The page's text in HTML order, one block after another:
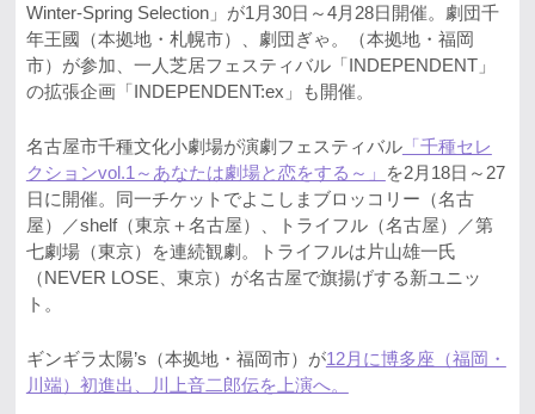
Winter-Spring Selection」が1月30日～4月28日開催。劇団千
年王國（本拠地・札幌市）、劇団ぎゃ。（本拠地・福岡
市）が参加、一人芝居フェスティバル「INDEPENDENT」
の拡張企画「INDEPENDENT:ex」も開催。
名古屋市千種文化小劇場が演劇フェスティバル「千種セレ
クションvol.1～あなたは劇場と恋をする～」
を2月18日～27
日に開催。同一チケットでよこしまブロッコリー（名古
屋）／shelf（東京＋名古屋）、トライフル（名古屋）／第
七劇場（東京）を連続観劇。トライフルは片山雄一氏
（NEVER LOSE、東京）が名古屋で旗揚げする新ユニッ
ト。
ギンギラ太陽’s（本拠地・福岡市）が12月に博多座（福岡・
川端）初進出、川上音二郎伝を上演へ。